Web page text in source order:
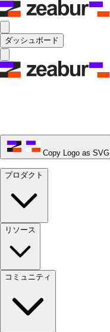
ダッシュボード
Copy Logo as SVG
プロダクト
リソース
コミュニティ